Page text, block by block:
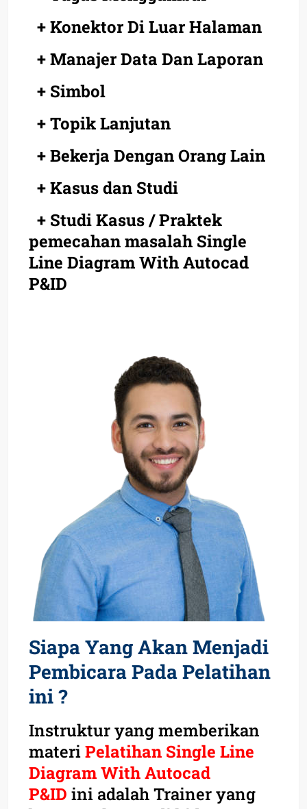
+ Konektor Di Luar Halaman
+ Manajer Data Dan Laporan
+ Simbol
+ Topik Lanjutan
+ Bekerja Dengan Orang Lain
+ Kasus dan Studi
+ Studi Kasus / Praktek
pemecahan masalah Single
Line Diagram With Autocad
P&ID
Siapa Yang Akan Menjadi
Pembicara Pada Pelatihan
ini ?
Instruktur yang memberikan
materiPelatihan Single Line
Diagram With Autocad
P&ID ini adalah Trainer yang